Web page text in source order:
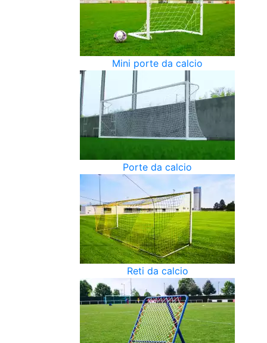
Mini porte da calcio
Porte da calcio
Reti da calcio